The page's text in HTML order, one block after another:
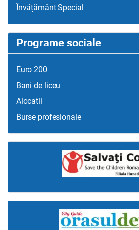
Învățământ Special
Programe sociale
Euro 200
Bani de liceu
Alocatii
Burse profesionale